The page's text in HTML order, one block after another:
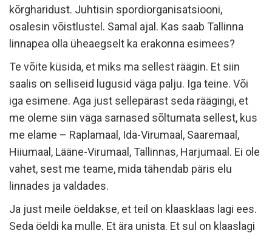
kõrgharidust. Juhtisin spordiorganisatsiooni,
osalesin võistlustel. Samal ajal. Kas saab Tallinna
linnapea olla üheaegselt ka erakonna esimees?
Te võite küsida, et miks ma sellest räägin. Et siin
saalis on selliseid lugusid väga palju. Iga teine. Või
iga esimene. Aga just sellepärast seda räägingi, et
me oleme siin väga sarnased sõltumata sellest, kus
me elame – Raplamaal, Ida-Virumaal, Saaremaal,
Hiiumaal, Lääne-Virumaal, Tallinnas, Harjumaal. Ei ole
vahet, sest me teame, mida tähendab päris elu
linnades ja valdades.
Ja just meile öeldakse, et teil on klaasklaas lagi ees.
Seda öeldi ka mulle. Et ära unista. Et sul on klaaslagi